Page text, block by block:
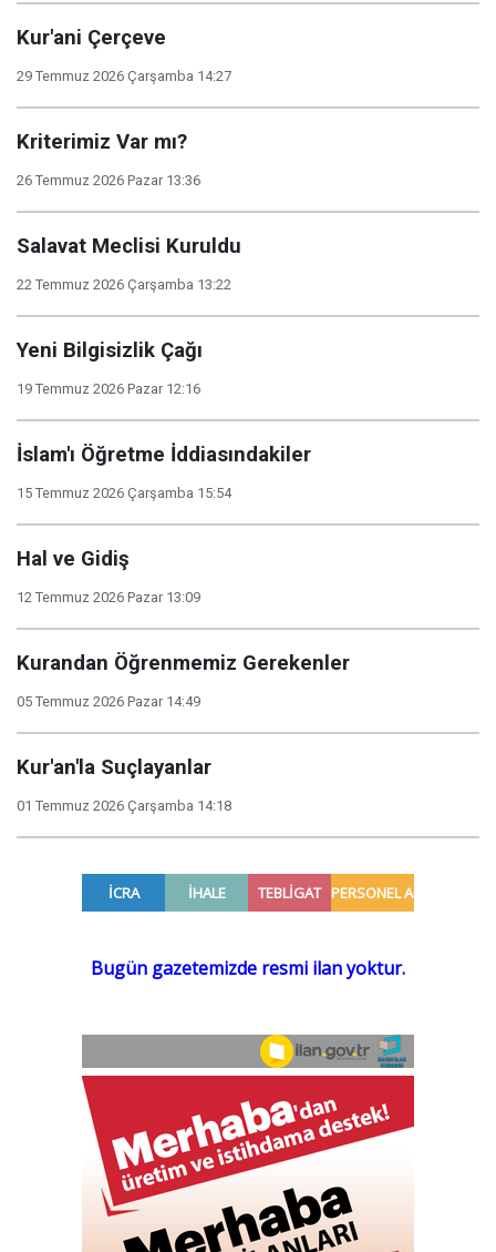
Kur'ani Çerçeve
29 Temmuz 2026 Çarşamba 14:27
Kriterimiz Var mı?
26 Temmuz 2026 Pazar 13:36
Salavat Meclisi Kuruldu
22 Temmuz 2026 Çarşamba 13:22
Yeni Bilgisizlik Çağı
19 Temmuz 2026 Pazar 12:16
İslam'ı Öğretme İddiasındakiler
15 Temmuz 2026 Çarşamba 15:54
Hal ve Gidiş
12 Temmuz 2026 Pazar 13:09
Kurandan Öğrenmemiz Gerekenler
05 Temmuz 2026 Pazar 14:49
Kur'an'la Suçlayanlar
01 Temmuz 2026 Çarşamba 14:18